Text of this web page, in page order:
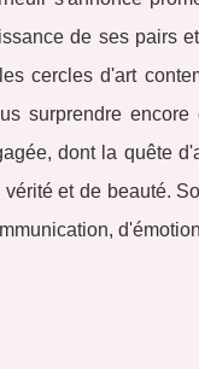
de ses pairs
cercles d'art
surprendre
dont la quête
et de beauté.